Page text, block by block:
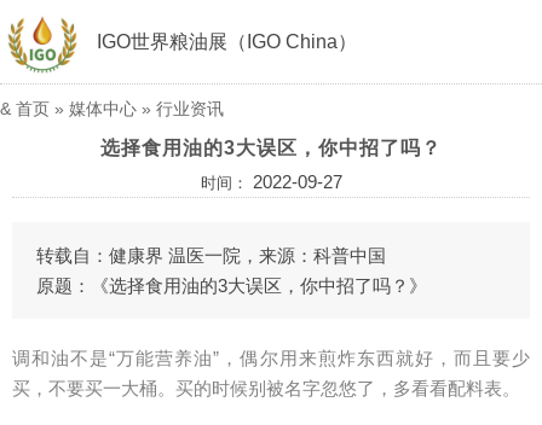
IGO世界粮油展（IGO China）
& 首页 » 媒体中心 » 行业资讯
选择食用油的3大误区，你中招了吗？
时间： 2022-09-27
转载自：健康界 温医一院，来源：科普中国
原题：《选择食用油的3大误区，你中招了吗？》
调和油不是“万能营养油”，偶尔用来煎炸东西就好，而且要少
买，不要买一大桶。买的时候别被名字忽悠了，多看看配料表。